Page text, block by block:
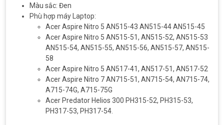
Màu sắc: Đen
Phù hợp máy Laptop:
Acer Aspire Nitro 5 AN515-43 AN515-44 AN515-45
Acer Aspire Nitro 5 AN515-51, AN515-52, AN515-53
AN515-54, AN515-55, AN515-56, AN515-57, AN515-
58
Acer Aspire Nitro 5 AN517-41, AN517-51, AN517-52
Acer Aspire Nitro 7 AN715-51, AN715-54, AN715-74,
A715-74G, A715-75G
Acer Predator Helios 300 PH315-52, PH315-53,
PH317-53, PH317-54.